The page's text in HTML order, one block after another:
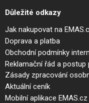
Důležité odkazy
Jak nakupovat na
Doprava a platba
Obchodní podmínky
Reklamační řád a
Zásady zpracování
Aktuální ceník
Mobilní aplikace EMAS.cz